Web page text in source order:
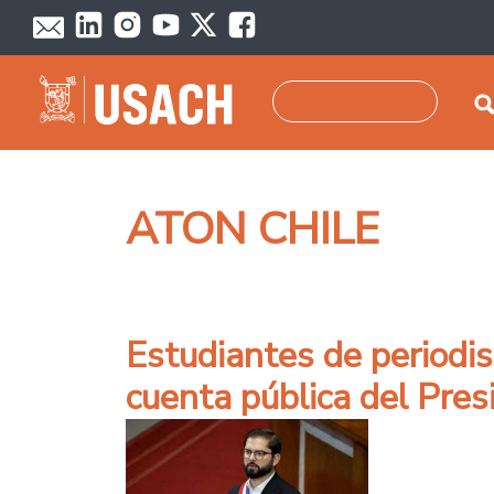
Pasar al contenido principal
ATON CHILE
Estudiantes de
cuenta pública del